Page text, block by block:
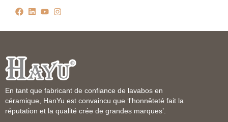
En tant que fabricant de confiance de lavabos en
céramique, HanYu est convaincu que ‘l'honnêteté fait la
réputation et la qualité crée de grandes marques’.